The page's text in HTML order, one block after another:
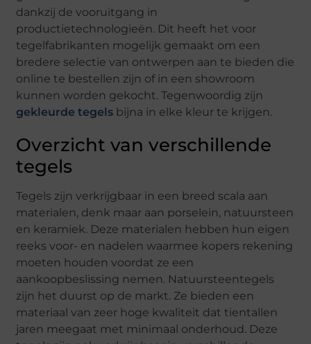
dankzij de vooruitgang in
productietechnologieën. Dit heeft het voor
tegelfabrikanten mogelijk gemaakt om een
bredere selectie van ontwerpen aan te bieden die
online te bestellen zijn of in een showroom
kunnen worden gekocht. Tegenwoordig zijn
gekleurde tegels bijna in elke kleur te krijgen.
Overzicht van verschillende
tegels
Tegels zijn verkrijgbaar in een breed scala aan
materialen, denk maar aan porselein, natuursteen
en keramiek. Deze materialen hebben hun eigen
reeks voor- en nadelen waarmee kopers rekening
moeten houden voordat ze een
aankoopbeslissing nemen. Natuursteentegels
zijn het duurst op de markt. Ze bieden een
materiaal van zeer hoge kwaliteit dat tientallen
jaren meegaat met minimaal onderhoud. Deze